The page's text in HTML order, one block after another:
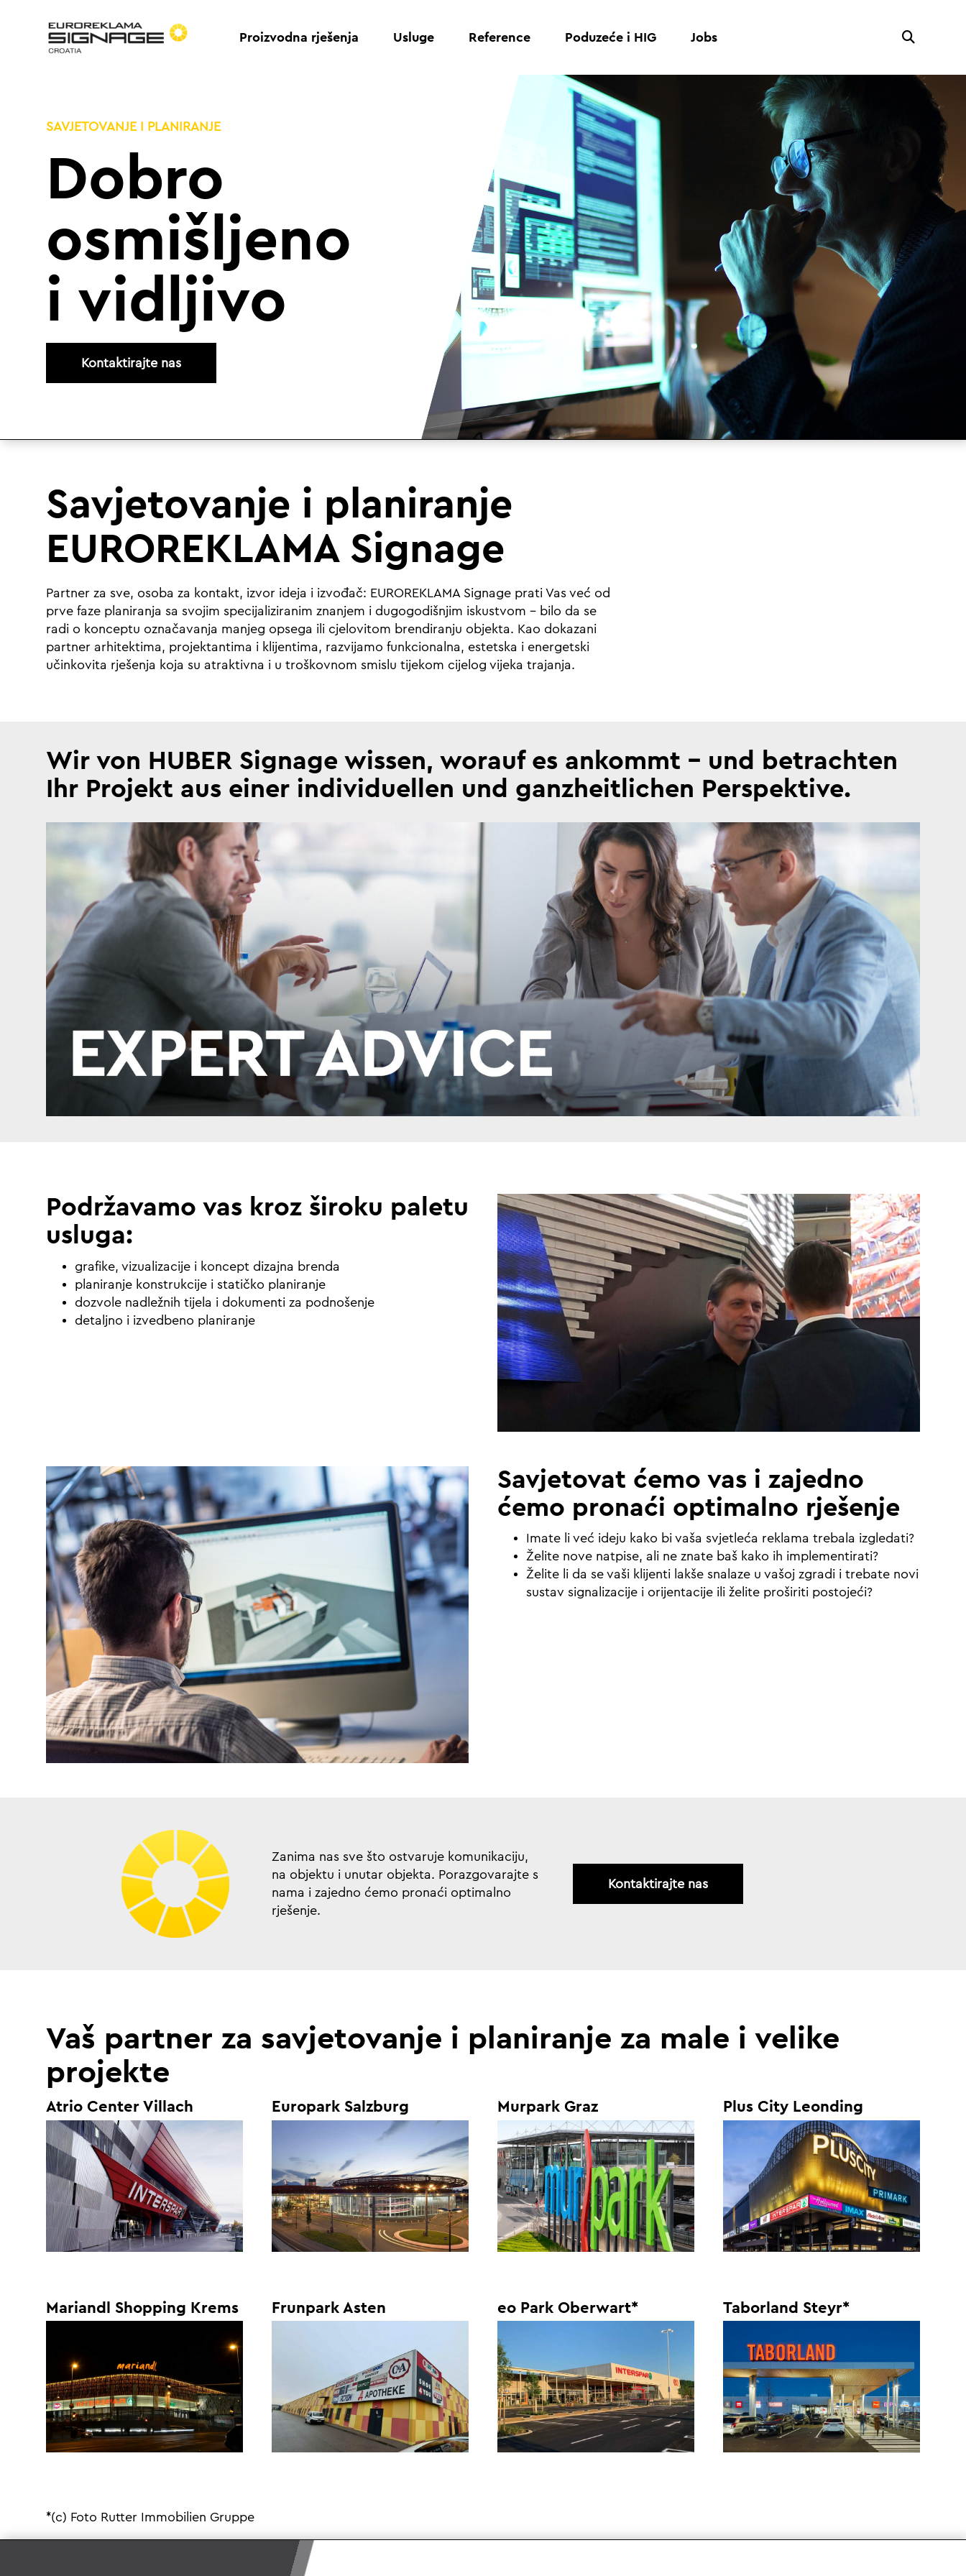
Proizvodna rješenja Usluge Reference Poduzeće i HIG Jobs
SAVJETOVANJE I PLANIRANJE
Dobro
osmišljeno
i vidljivo
Kontaktirajte nas
Savjetovanje i planiranje
EUROREKLAMA Signage
Partner za sve, osoba za kontakt, izvor ideja i izvođač: EUROREKLAMA Signage prati Vas već od
prve faze planiranja sa svojim specijaliziranim znanjem i dugogodišnjim iskustvom – bilo da se
radi o konceptu označavanja manjeg opsega ili cjelovitom brendiranju objekta. Kao dokazani
partner arhitektima, projektantima i klijentima, razvijamo funkcionalna, estetska i energetski
učinkovita rješenja koja su atraktivna i u troškovnom smislu tijekom cijelog vijeka trajanja.
Wir von HUBER Signage wissen, worauf es ankommt – und betrachten
Ihr Projekt aus einer individuellen und ganzheitlichen Perspektive.
Podržavamo vas kroz široku paletu
usluga:
grafike, vizualizacije i koncept dizajna brenda
planiranje konstrukcije i statičko planiranje
dozvole nadležnih tijela i dokumenti za podnošenje
detaljno i izvedbeno planiranje
Savjetovat ćemo vas i zajedno
ćemo pronaći optimalno rješenje
Imate li već ideju kako bi vaša svjetleća reklama trebala izgledati?
Želite nove natpise, ali ne znate baš kako ih implementirati?
Želite li da se vaši klijenti lakše snalaze u vašoj zgradi i trebate novi
sustav signalizacije i orijentacije ili želite proširiti postojeći?
Zanima nas sve što ostvaruje komunikaciju,
na objektu i unutar objekta. Porazgovarajte s
nama i zajedno ćemo pronaći optimalno
rješenje.
Kontaktirajte nas
Vaš partner za savjetovanje i planiranje za male i velike
projekte
Atrio Center Villach
Mariandl Shopping Krems
Europark Salzburg
Frunpark Asten
Murpark Graz
eo Park Oberwart*
Plus City Leonding
Taborland Steyr*
*(c) Foto Rutter Immobilien Gruppe